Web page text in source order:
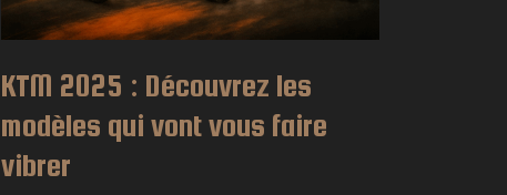
KTM 2025 : Découvrez les
modèles qui vont vous faire
vibrer
vont
vous
faire
vibrer